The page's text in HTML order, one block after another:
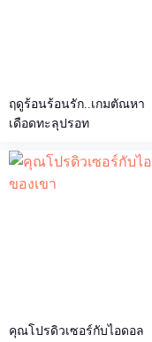
ฤดูร้อนร้อนรัก..เกมตัณหา
เดือดทะลุปรอท
คุณโปรดิวเซอร์กับไอดอล